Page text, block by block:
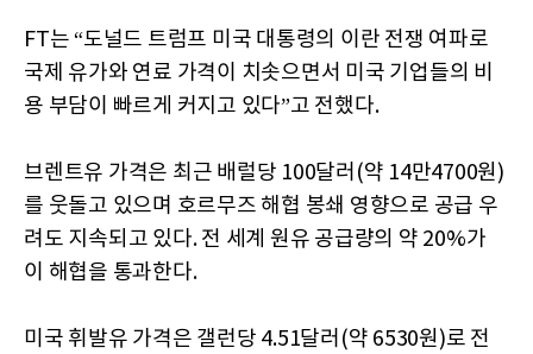
FT는 “도널드 트럼프 미국 대통령의 이란 전쟁 여파로
국제 유가와 연료 가격이 치솟으면서 미국 기업들의 비
용 부담이 빠르게 커지고 있다”고 전했다.
브렌트유 가격은 최근 배럴당 100달러(약 14만4700원)
를 웃돌고 있으며 호르무즈 해협 봉쇄 영향으로 공급 우
려도 지속되고 있다. 전 세계 원유 공급량의 약 20%가
이 해협을 통과한다.
미국 휘발유 가격은 갤런당 4.51달러(약 6530원)로 전